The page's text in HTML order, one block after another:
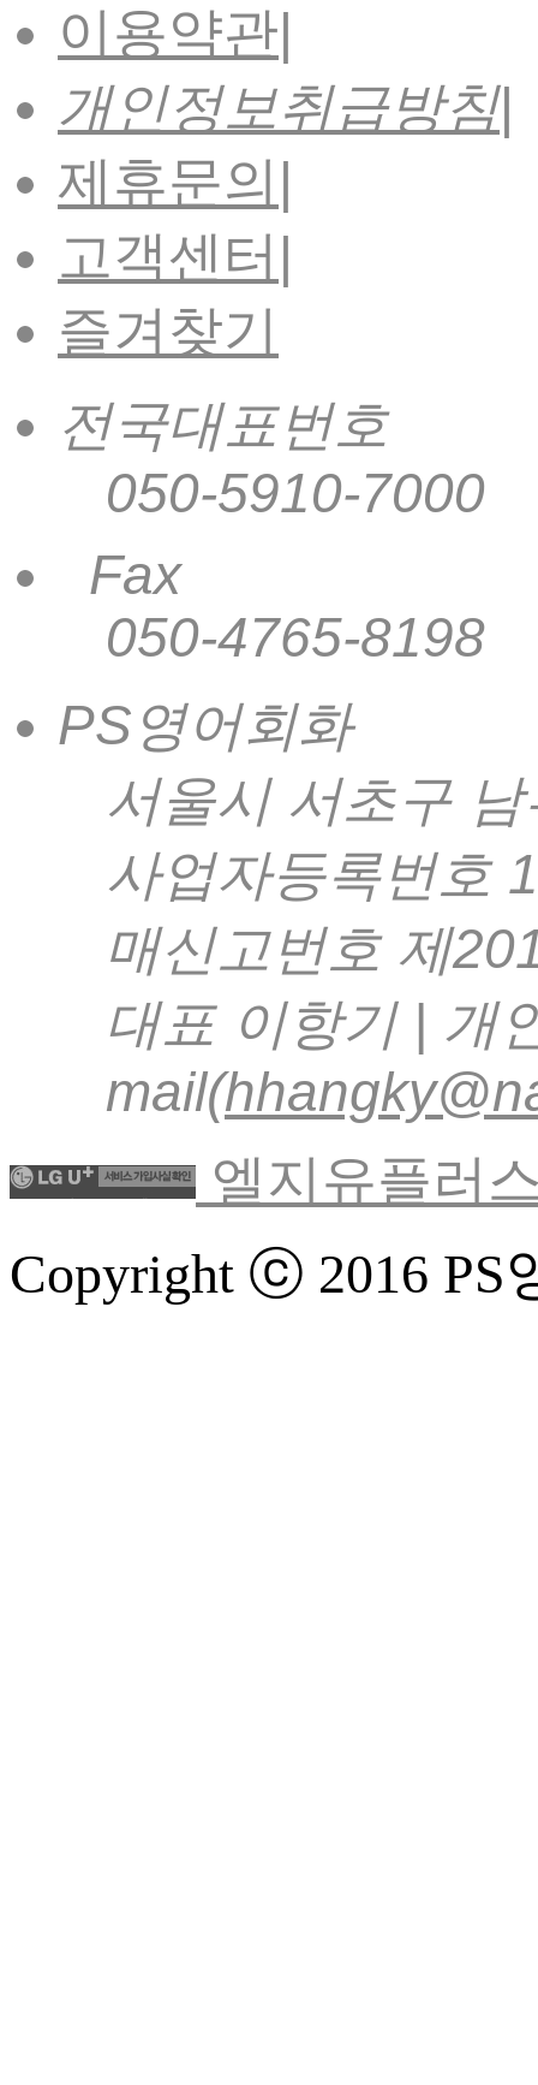
이용약관|
개인정보취급방침|
제휴문의 |
고객센터 |
즐겨찾기
전국대표번호
050-5910-7000
Fax
050-4765-8198
PS영어회화
서울시 서초구
사업자등록번호
매신고번호 제
대표 이항기 | 개
mail(
엘지유플러
Copyright ⓒ 2016 PS